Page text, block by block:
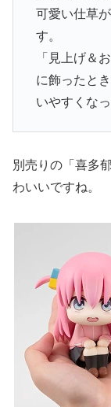
可愛い仕草
す。
「見上げ＆
に飾ったと
いやすくなっ
別売りの「喜多
わいいですね。